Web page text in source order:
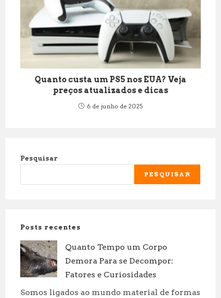
Quanto custa um PS5 nos EUA? Veja
preços atualizados e dicas
6 de junho de 2025
Pesquisar
PESQUISAR
Posts recentes
Quanto Tempo um Corpo
Demora Para se Decompor:
Fatores e Curiosidades
Somos ligados ao mundo material de formas